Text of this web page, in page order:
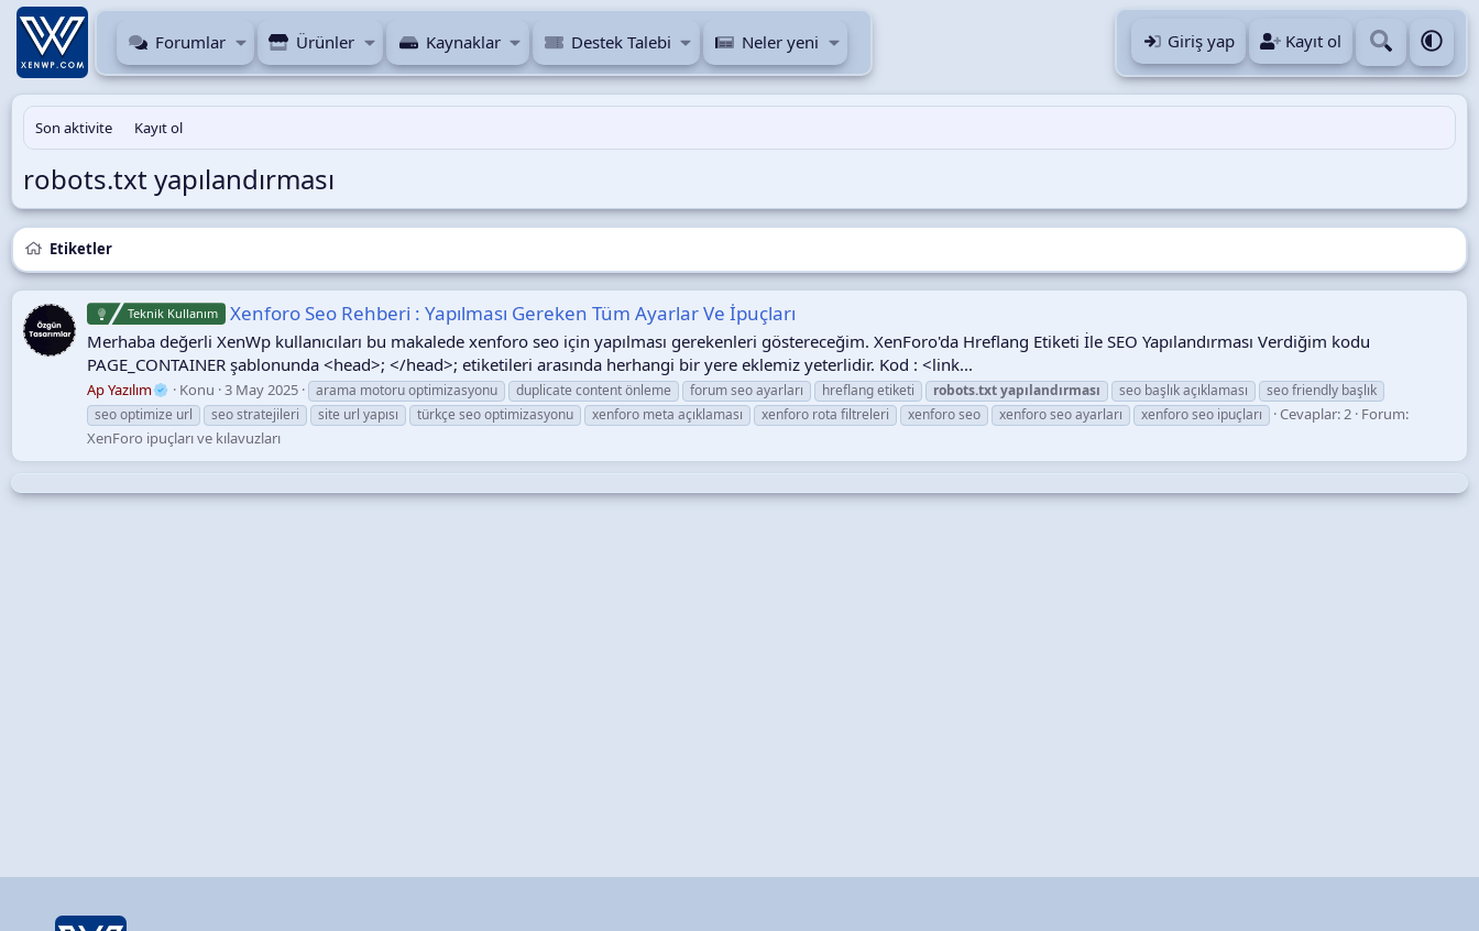
Forumlar Ürünler Kaynaklar Destek Talebi Neler yeni Giriş yap Kayıt ol
Son aktivite Kayıt ol
robots.txt yapılandırması
Etiketler
Teknik Kullanım Xenforo Seo Rehberi : Yapılması Gereken Tüm Ayarlar Ve İpuçları
Merhaba değerli XenWp kullanıcıları bu makalede xenforo seo için yapılması gerekenleri göstereceğim. XenForo'da Hreflang Etiketi İle SEO Yapılandırması Verdiğim kodu
PAGE_CONTAINER şablonunda <head>; </head>; etiketileri arasında herhangi bir yere eklemiz yeterlidir. Kod : <link...
Ap Yazılım Konu 3 May 2025 arama motoru optimizasyonu duplicate content önleme forum seo ayarları hreflang etiketi robots.txtyapılandırması seo başlık açıklaması
seo friendly başlık
seo optimize url
seo stratejileri site url yapısı türkçe seo optimizasyonu xenforo meta açıklaması xenforo rota filtreleri xenforo seo xenforo seo ayarları xenforo seo ipuçları Cevaplar: 2 Forum:
XenForo ipuçları ve kılavuzları